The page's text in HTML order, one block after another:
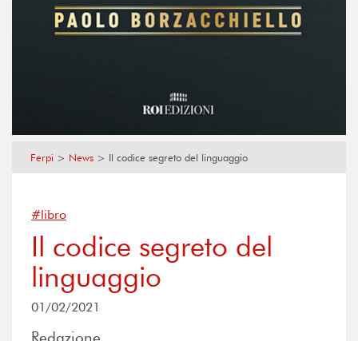
Ferpi > News > Il codice segreto del linguaggio
#libro
Il codice segreto del
linguaggio
01/02/2021
Redazione